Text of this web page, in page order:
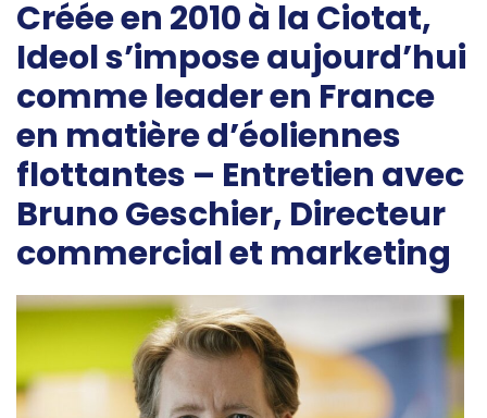
Créée en 2010 à la Ciotat,
Ideol s’impose aujourd’hui
comme leader en France
en matière d’éoliennes
flottantes – Entretien avec
Bruno Geschier, Directeur
commercial et marketing